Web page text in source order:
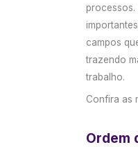
processos.
campos
trazendo
trabalho.
Confira as
Ordem